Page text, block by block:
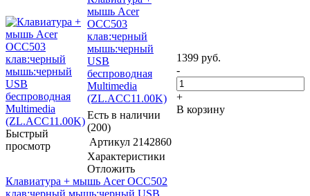
Быстрый
просмотр
мышь Acer
OCC503
клав:черный
мышь:черный
USB
беспроводная
Multimedia
(ZL.ACC11.00K)
Есть в наличии
(200)
Артикул 2142860
Характеристики
Отложить
1399 руб.
-
+
В корзину
Клавиатура + мышь Acer OCC502
клав:черный мышь:черный USB